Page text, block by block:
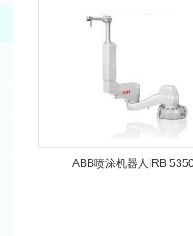
ABB喷涂机器人IRB